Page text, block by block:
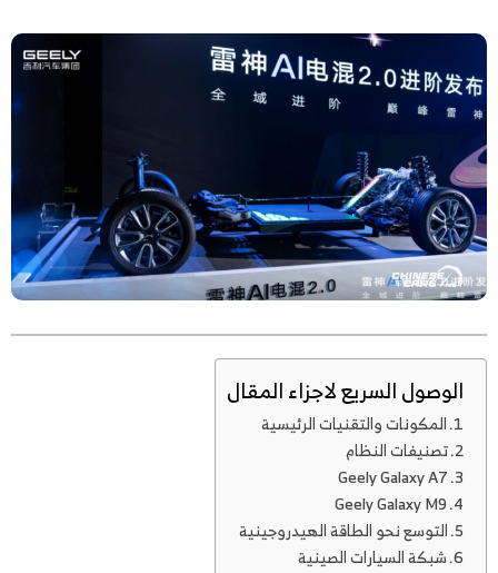
الوصول السريع لاجزاء المقال
المكونات والتقنيات الرئيسية
تصنيفات النظام
Geely Galaxy A7
Geely Galaxy M9
التوسع نحو الطاقة الهيدروجينية
شبكة السيارات الصينية